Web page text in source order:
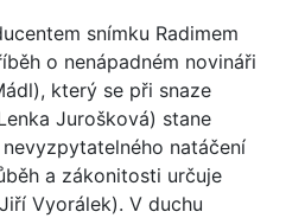
snímku Radimem
o nenápadném novináři
který se při snaze
Jurošková) stane
natáčení
a zákonitosti určuje
Vyorálek). V duchu